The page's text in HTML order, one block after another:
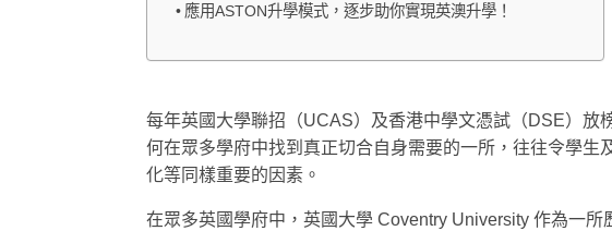
應用ASTON升學模式，逐步助你實現英澳升學！
每年英國大學聯招（UCAS）及香港中學文憑試（DSE）放
何在眾多學府中找到真正切合自身需要的一所，往往令學
化等同樣重要的因素。
在眾多英國學府中，英國大學 Coventry University 作為一